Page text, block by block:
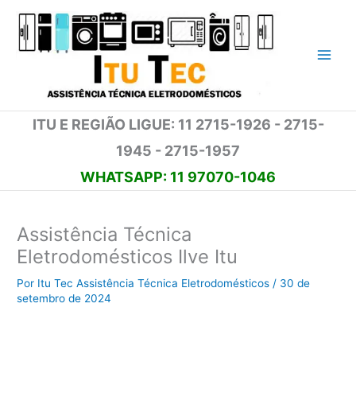
para
ITU E REGIÃO LIGUE: 11 2715-1926 - 2715-
1945 - 2715-1957
WHATSAPP: 11 97070-1046
Assistência Técnica
Eletrodomésticos Ilve Itu
Por Itu Tec Assistência Técnica Eletrodomésticos / 30 de
setembro de 2024